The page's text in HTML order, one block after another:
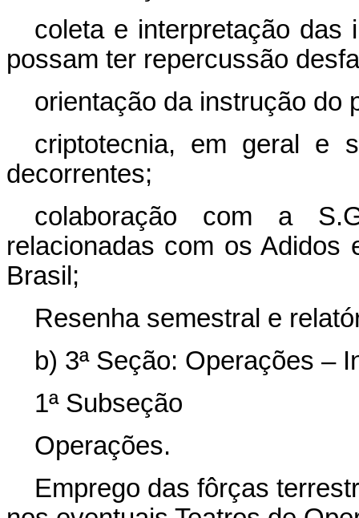
coleta e interpretação das
possam ter repercussão
orientação da instrução do
criptotecnia, em geral e
decorrentes;
colaboração com a
relacionadas com os Adidos
Brasil;
Resenha semestral e
b) 3ª Seção: Operações –
1ª Subseção
Operações.
Emprego das fôrças